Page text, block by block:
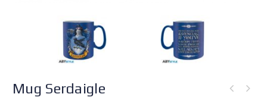
Mug Serdaigle